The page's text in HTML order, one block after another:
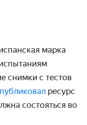
марка
снимки с тестов
ресурс
состояться во